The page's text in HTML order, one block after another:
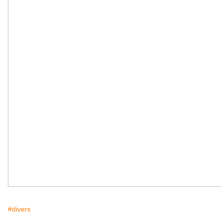
#divers